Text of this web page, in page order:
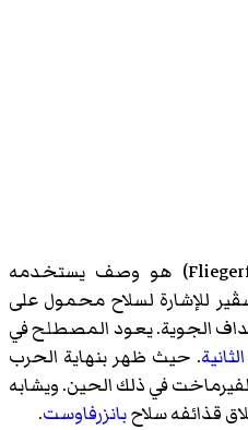
(بالألمانية: Fliegerfaust) هو وصف يستخدمه
للإشارة لسلاح محمول على
الجوية. يعود المصطلح في
. حيث ظهر بنهاية الحرب
في ذلك الحين. ويشابه
قذائفه سلاحبانزرفاوست.